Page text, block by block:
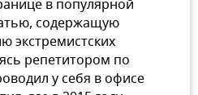
в популярной
содержащую
экстремистских
репетитором по
у себя в офисе